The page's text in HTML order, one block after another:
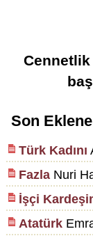
Son
Türk Kadını
FazlaNuri
İşçi
Atatürk